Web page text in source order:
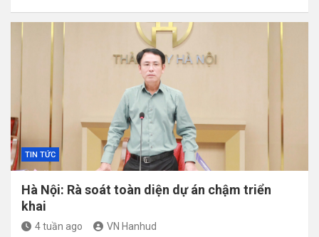
TIN TỨC
Hà Nội: Rà soát toàn diện dự án chậm triển
khai
4 tuần ago VN Hanhud